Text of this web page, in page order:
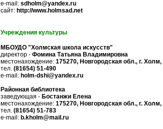
e-mail: sdholm@yandex.ru
сайт: http://www.holmsad.net
Учреждения культуры
МБОУДО "Холмская школа искусств"
директор - Фомина Татьяна Владимировна
местонахождение: 175270, Новгородская обл., г.
тел. (81654) 51-490
e-mail: holm-dshi@yandex.ru
Районная библиотека
заведующая - Бостанжи Елена
местонахождение: 175270, Новгородская обл., г.
тел. (81654) 51-783
e-mail: b.kholm@mail.ru